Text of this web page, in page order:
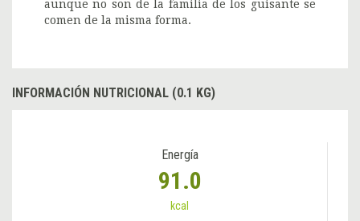
aunque no son de la familia de los guisante se
comen de la misma forma.
INFORMACIÓN NUTRICIONAL (0.1 KG)
Energía
91.0
kcal